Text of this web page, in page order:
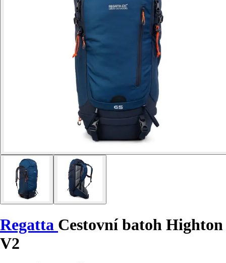
Regatta Cestovní batoh Highton
V2